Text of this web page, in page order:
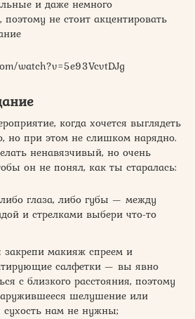
и даже немного
не стоит акцентировать
watch?v=5e93VcvtDJg
когда хочется выглядеть
но при этом не слишком нарядно.
ненавязчивый, но очень
он не понял, как ты старалась:
глаза, либо губы — между
и стрелками выбери что-то
закрепи макияж спреем и
салфетки — вы явно
с близкого расстояния, поэтому
шелушение или
сухость нам не нужны;